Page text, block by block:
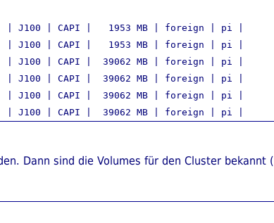
| J100 | CAPI |   1953 MB | foreign | pi |
| J100 | CAPI |   1953 MB | foreign | pi |
| J100 | CAPI |  39062 MB | foreign | pi |
| J100 | CAPI |  39062 MB | foreign | pi |
| J100 | CAPI |  39062 MB | foreign | pi |
Dann sind die Volumes für den Cluster bekannt (